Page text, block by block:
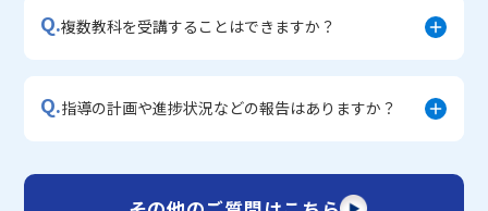
Q.複数教科を受講することはできますか？
Q.指導の計画や進捗状況などの報告はありますか？